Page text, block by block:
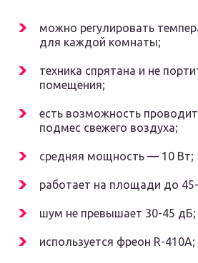
можно регулировать
для каждой комнаты;
техника спрятана и не
помещения;
есть возможность
подмес свежего воздуха;
средняя мощность — 10 Вт;
работает на площади до
шум не превышает 30-45 дБ;
используется фреон R-410А;